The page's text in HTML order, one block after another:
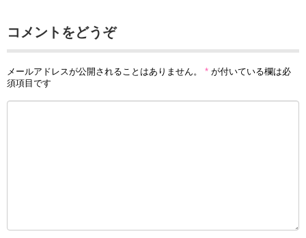
コメントをどうぞ
メールアドレスが公開されることはありません。 * が付いている欄は必
須項目です